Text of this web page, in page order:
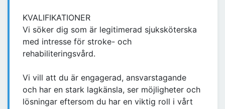
KVALIFIKATIONER
Vi söker dig som är legitimerad sjuksköterska
med intresse för stroke- och
rehabiliteringsvård.
Vi vill att du är engagerad, ansvarstagande
och har en stark lagkänsla, ser möjligheter och
lösningar eftersom du har en viktig roll i vårt